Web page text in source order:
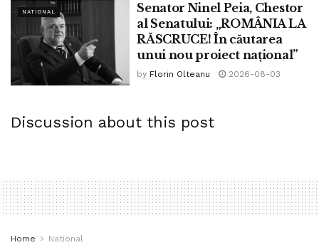
NATIONAL
Senator Ninel Peia, Chestor
al Senatului: „ROMÂNIA LA
RĂSCRUCE! În căutarea
unui nou proiect național”
by Florin Olteanu 2026-08-03
Discussion about this post
Home National